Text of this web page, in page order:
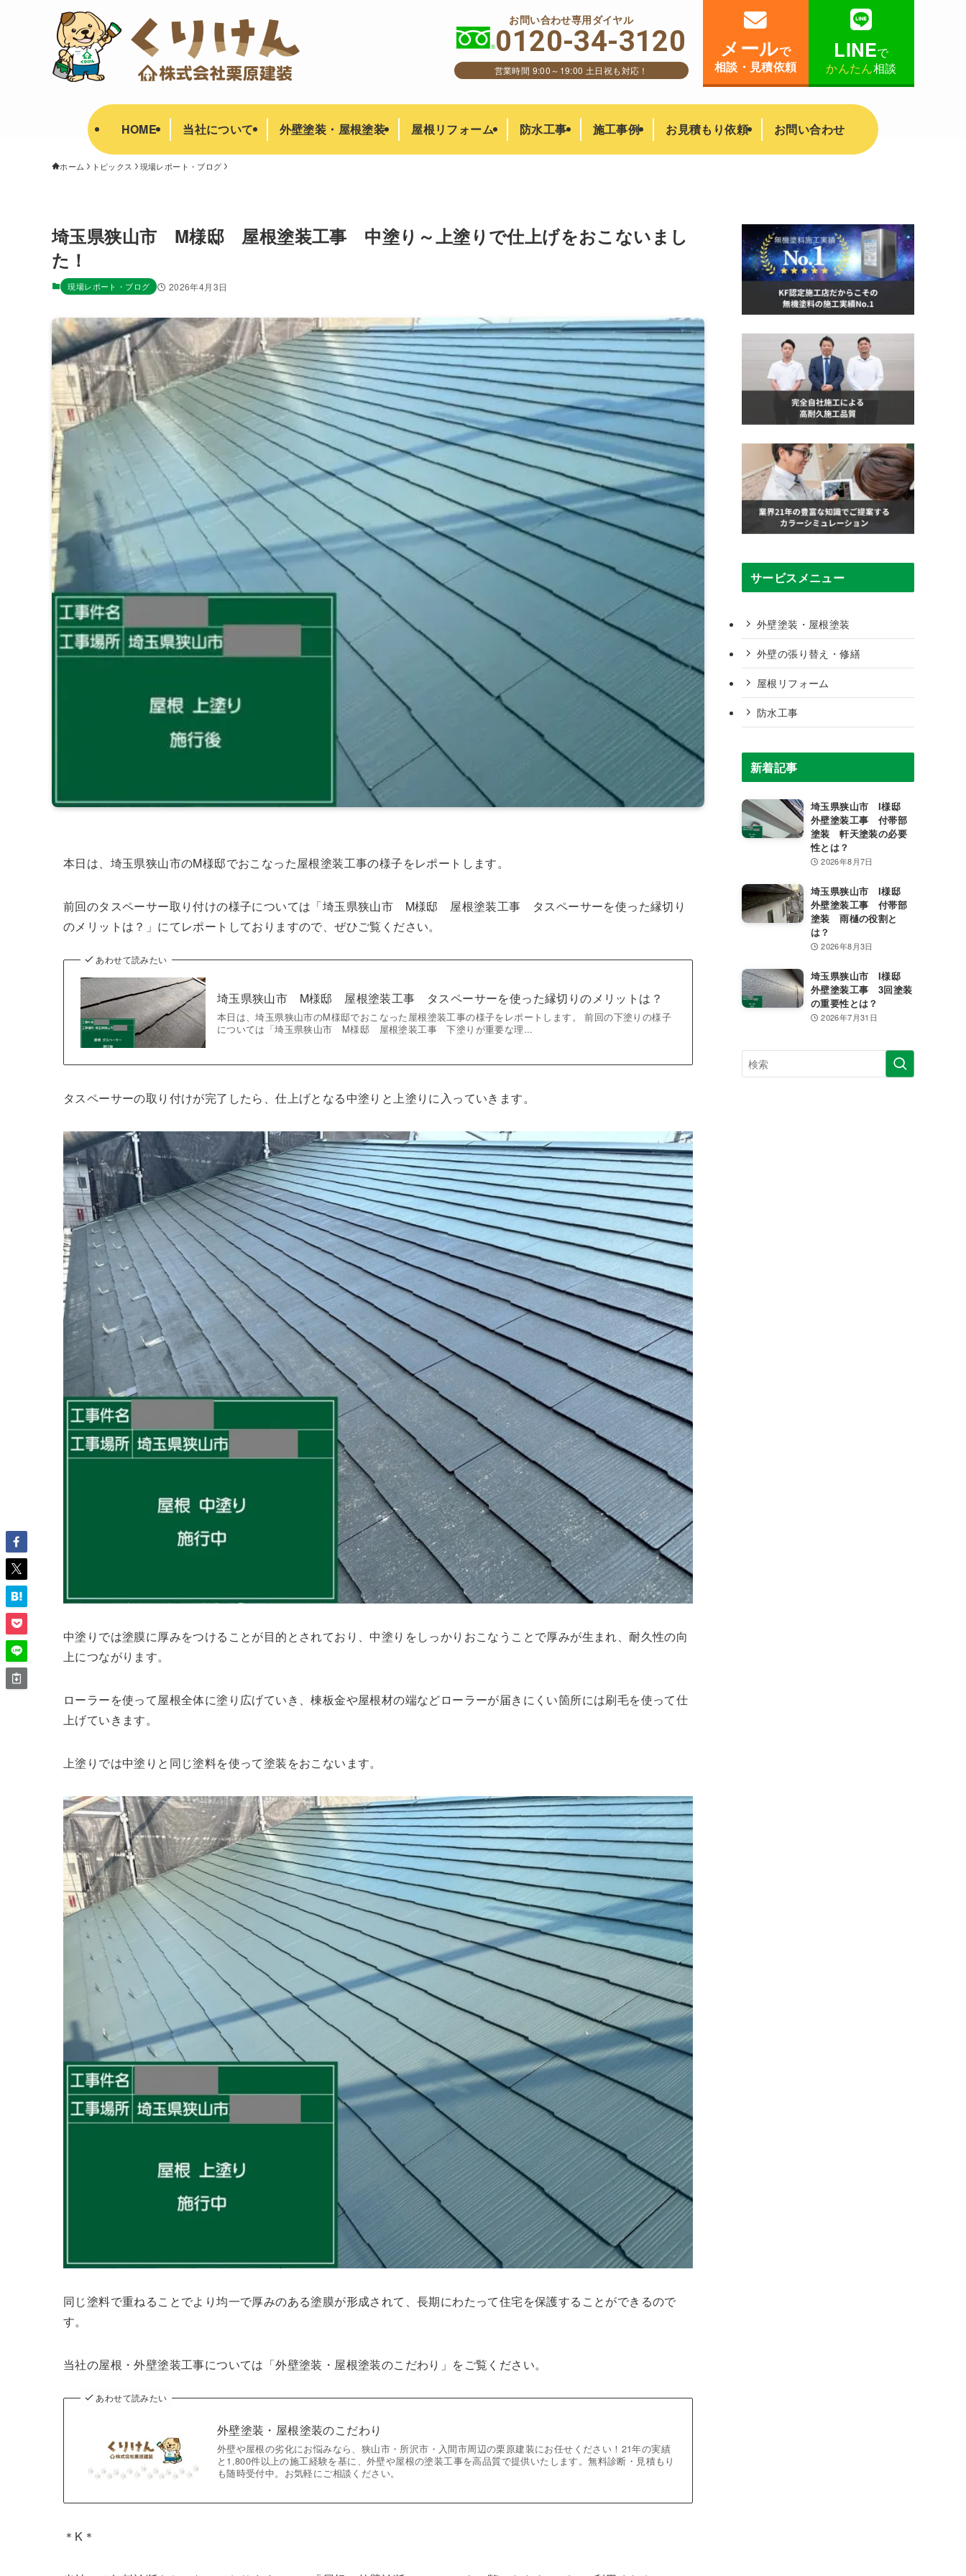
HOME 当社について 外壁塗装・屋根塗装 屋根リフォーム 防水工事 施工事例 お見積もり依頼 お問い合わせ
お問い合わせ専用ダイヤル
0120-34-3120
営業時間 9:00～19:00 土日祝も対応！
メールで
相談・見積依頼
LINEで
かんたん相談
ホーム トピックス 現場レポート・ブログ
埼玉県狭山市 M様邸 屋根塗装工事 中塗り～上塗りで仕上げをおこないまし
た！
現場レポート・ブログ 2026年4月3日
本日は、埼玉県狭山市のM様邸でおこなった屋根塗装工事の様子をレポートします。
前回のタスペーサー取り付けの様子については「埼玉県狭山市 M様邸 屋根塗装工事 タスペーサーを使った縁切り
のメリットは？」にてレポートしておりますので、ぜひご覧ください。
あわせて読みたい
埼玉県狭山市 M様邸 屋根塗装工事 タスペーサーを使った縁切りのメリットは？
本日は、埼玉県狭山市のM様邸でおこなった屋根塗装工事の様子をレポートします。 前回の下塗りの様子
については「埼玉県狭山市 M様邸 屋根塗装工事 下塗りが重要な理...
タスペーサーの取り付けが完了したら、仕上げとなる中塗りと上塗りに入っていきます。
中塗りでは塗膜に厚みをつけることが目的とされており、中塗りをしっかりおこなうことで厚みが生まれ、耐久性の向
上につながります。
ローラーを使って屋根全体に塗り広げていき、棟板金や屋根材の端などローラーが届きにくい箇所には刷毛を使って仕
上げていきます。
上塗りでは中塗りと同じ塗料を使って塗装をおこないます。
同じ塗料で重ねることでより均一で厚みのある塗膜が形成されて、長期にわたって住宅を保護することができるので
す。
当社の屋根・外壁塗装工事については「外壁塗装・屋根塗装のこだわり」をご覧ください。
あわせて読みたい
外壁塗装・屋根塗装のこだわり
外壁や屋根の劣化にお悩みなら、狭山市・所沢市・入間市周辺の栗原建装にお任せください！21年の実績
と1,800件以上の施工経験を基に、外壁や屋根の塗装工事を高品質で提供いたします。無料診断・見積もり
も随時受付中。お気軽にご相談ください。
＊K＊
サービスメニュー
外壁塗装・屋根塗装
外壁の張り替え・修繕
屋根リフォーム
防水工事
新着記事
埼玉県狭山市 I様邸
外壁塗装工事 付帯部
塗装 軒天塗装の必要
性とは？
2026年8月7日
埼玉県狭山市 I様邸
外壁塗装工事 付帯部
塗装 雨樋の役割と
は？
2026年8月3日
埼玉県狭山市 I様邸
外壁塗装工事 3回塗装
の重要性とは？
2026年7月31日